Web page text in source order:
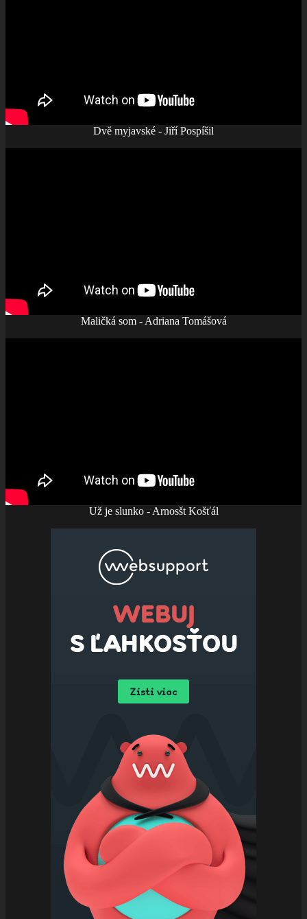
Dvě myjavské - Jiří Pospíšil
Maličká som - Adriana Tomášová
Už je slunko - Arnosšt Košťál